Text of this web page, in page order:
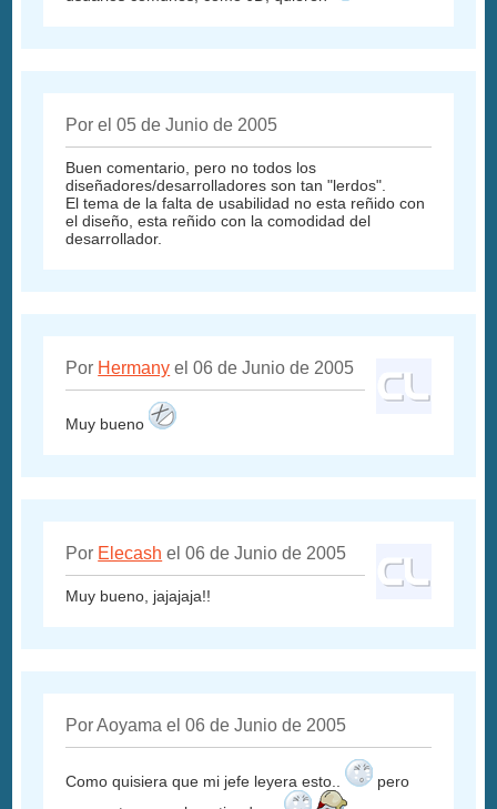
Por el 05 de Junio de 2005
Buen comentario, pero no todos los
diseñadores/desarrolladores son tan "lerdos".
El tema de la falta de usabilidad no esta reñido con
el diseño, esta reñido con la comodidad del
desarrollador.
Por Hermany el 06 de Junio de 2005
Muy bueno
Por Elecash el 06 de Junio de 2005
Muy bueno, jajajaja!!
Por Aoyama el 06 de Junio de 2005
Como quisiera que mi jefe leyera esto..
pero